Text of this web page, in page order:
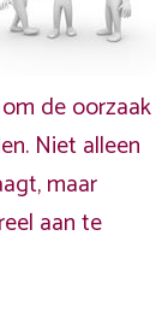
de oorzaak
Niet alleen
maar
aan te